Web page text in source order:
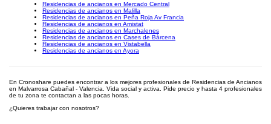
Residencias de ancianos en Mercado Central
Residencias de ancianos en Malilla
Residencias de ancianos en Peña Roja Av Francia
Residencias de ancianos en Amistat
Residencias de ancianos en Marchalenes
Residencias de ancianos en Cases de Bàrcena
Residencias de ancianos en Vistabella
Residencias de ancianos en Ayora
En Cronoshare puedes encontrar a los mejores profesionales de Residencias de Ancianos
en Malvarrosa Cabañal - Valencia. Vida social y activa. Pide precio y hasta 4 profesionales
de tu zona te contactan a las pocas horas.
¿Quieres trabajar con nosotros?